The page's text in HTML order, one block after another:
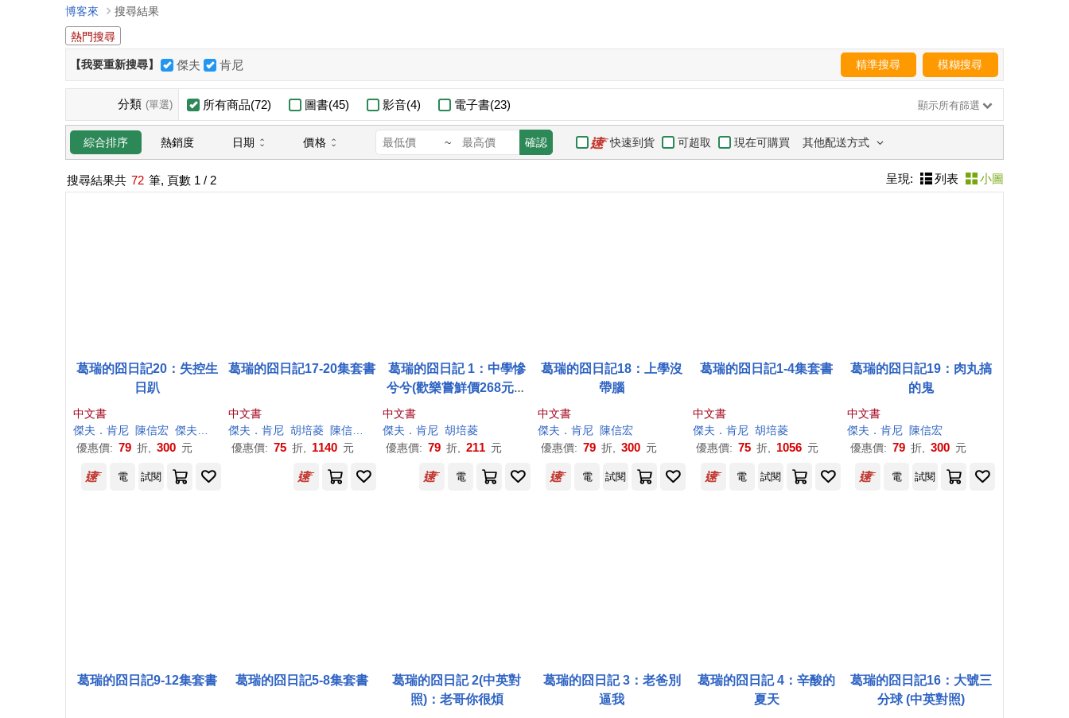
博客來
搜尋結果
熱門搜尋
【我要重新搜尋】 傑夫 肯尼 精準搜尋 模糊搜尋
分類 (單選) 所有商品(72) 圖書(45) 影音(4) 電子書(23) 顯示所有篩選
綜合排序 熱銷度 日期 價格 ~ 確認 快速到貨 可超取 現在可購買 其他配送方式
搜尋結果共 72 筆, 頁數 1 / 2 呈現: 列表 小圖
葛瑞的囧日記20：失控生
日趴
中文書
傑夫 ． 肯尼 陳信宏 傑夫 肯尼（Jeff Kinney）
優惠價: 79 折, 300 元
葛瑞的囧日記17-20集套書
中文書
傑夫 ． 肯尼 胡培菱 陳信宏 傑夫．肯尼（Jeff Kinney）
優惠價: 75 折, 1140 元
葛瑞的囧日記 1：中學慘
兮兮(歡樂嘗鮮價268元限
中文書
傑夫 ．肯尼 胡培菱
優惠價: 79 折, 211 元
葛瑞的囧日記18：上學沒
帶腦
中文書
傑夫 ．肯尼
陳信宏
優惠價: 79 折, 300 元
葛瑞的囧日記1-4集套書
中文書
傑夫 ． 肯尼 胡培菱
優惠價: 75 折, 1056 元
葛瑞的囧日記19：肉丸搞
的鬼
中文書
傑夫 ．肯尼
陳信宏
優惠價: 79 折, 300 元
電 試閱 電 電 試閱 電 試閱 電 試閱
葛瑞的囧日記9-12集套書 葛瑞的囧日記5-8集套書
葛瑞的囧日記 2(中英對
照)：老哥你很煩
葛瑞的囧日記 3：老爸別
逼我
葛瑞的囧日記 4：辛酸的
夏天
葛瑞的囧日記16：大號三
分球 (中英對照)